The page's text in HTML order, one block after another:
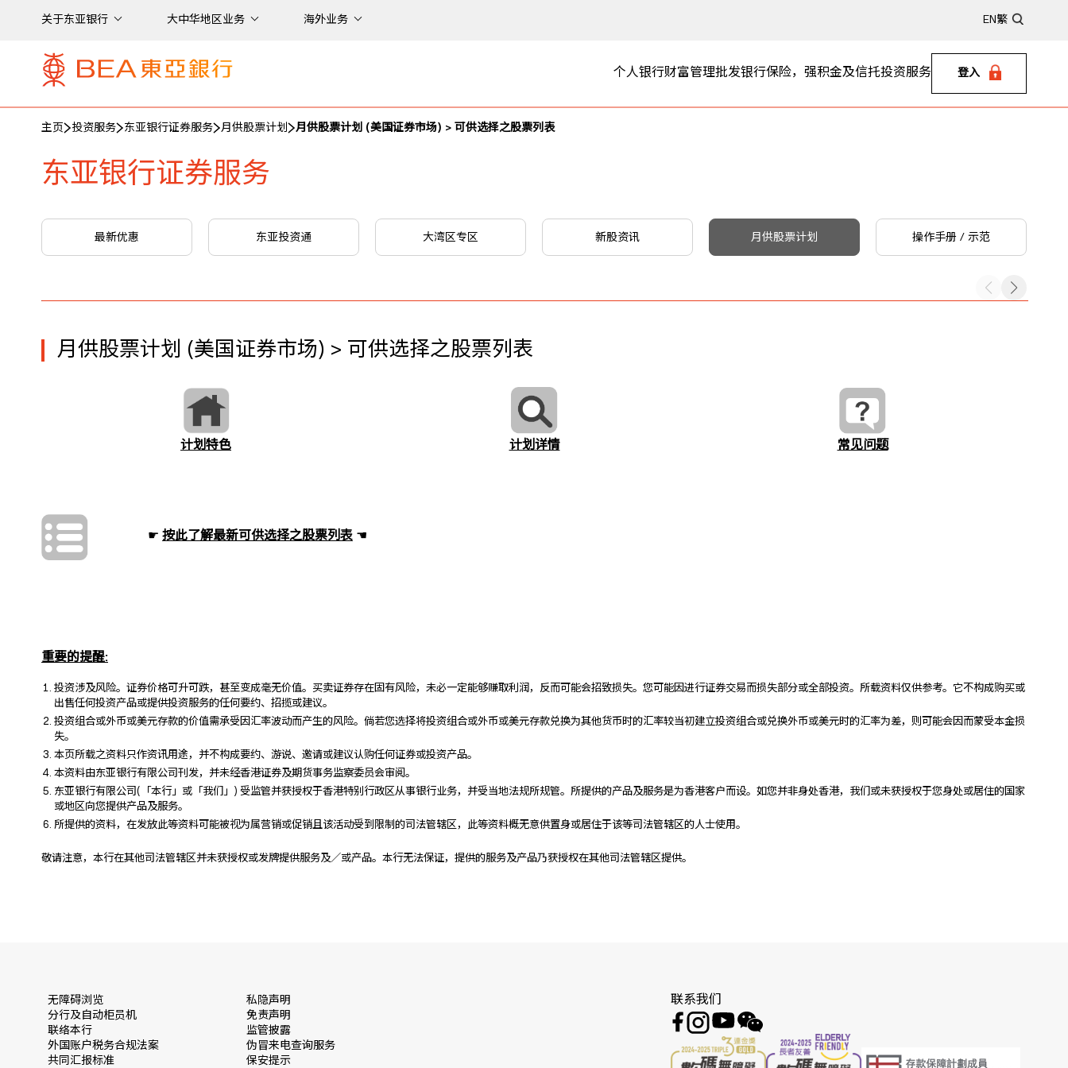
关于东亚银行 大中华地区业务 海外业务 EN 繁
个人银行财富管理批发银行保险，强积金及信托投资服务 登入
主页 投资服务 东亚银行证券服务 月供股票计划 月供股票计划 (美国证券市场) > 可供选择之股票列表
东亚银行证券服务
最新优惠 东亚投资通 大湾区专区 新股资讯 月供股票计划 操作手册 / 示范
月供股票计划 (美国证券市场) > 可供选择之股票列表
计划特色 计划详情 常见问题
☛ 按此了解最新可供选择之股票列表 ☚
重要的提醒:
投资涉及风险。证券价格可升可跌，甚至变成毫无价值。买卖证券存在固有风险，未必一定能够赚取利润，反而可能会招致损失。您可能因进行证券交易而损失部分或全部投资。所载资料仅供参考。它不构成购买或
出售任何投资产品或提供投资服务的任何要约、招揽或建议。
投资组合或外币或美元存款的价值需承受因汇率波动而产生的风险。倘若您选择将投资组合或外币或美元存款兑换为其他货币时的汇率较当初建立投资组合或兑换外币或美元时的汇率为差，则可能会因而蒙受本金损
失。
本页所载之资料只作资讯用途，并不构成要约、游说、邀请或建议认购任何证券或投资产品。
本资料由东亚银行有限公司刊发，并未经香港证券及期货事务监察委员会审阅。
东亚银行有限公司(「本行」或「我们」) 受监管并获授权于香港特别行政区从事银行业务，并受当地法规所规管。所提供的产品及服务是为香港客户而设。如您并非身处香港，我们或未获授权于您身处或居住的国家
或地区向您提供产品及服务。
所提供的资料，在发放此等资料可能被视为属营销或促销且该活动受到限制的司法管辖区，此等资料概无意供置身或居住于该等司法管辖区的人士使用。
敬请注意，本行在其他司法管辖区并未获授权或发牌提供服务及／或产品。本行无法保证，提供的服务及产品乃获授权在其他司法管辖区提供。
无障碍浏览
分行及自动柜员机
联络本行
外国账户税务合规法案
共同汇报标准
私隐声明
免责声明
监管披露
伪冒来电查询服务
保安提示
联系我们